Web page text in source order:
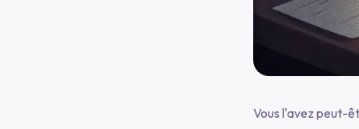
Vous l'avez peut-